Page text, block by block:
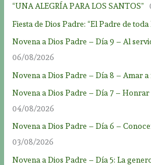
“UNA ALEGRÍA PARA LOS SANTOS”
Fiesta de Dios Padre: “El Padre de
Novena a Dios Padre – Día 9 – Al
06/08/2026
Novena a Dios Padre – Día 8 – Amar
Novena a Dios Padre – Día 7 – Honrar
04/08/2026
Novena a Dios Padre – Día 6 –
03/08/2026
Novena a Dios Padre – Día 5: La